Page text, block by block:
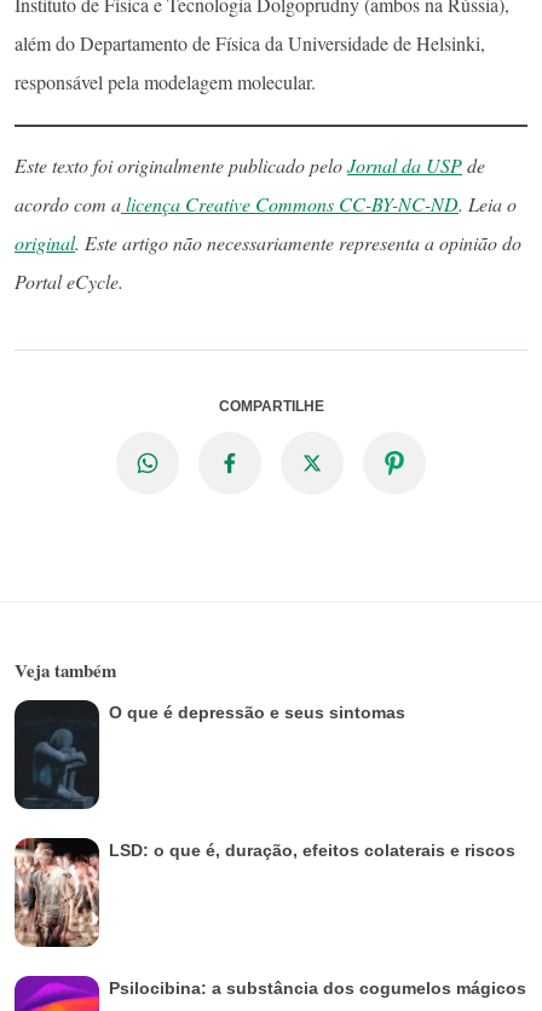
além do Departamento de Física da Universidade de Helsinki,
responsável pela modelagem molecular.
Este texto foi originalmente publicado peloJornal da USPde
acordo com alicença Creative Commons CC-BY-NC-ND. Leia o
original. Este artigo não necessariamente representa a opinião do
Portal eCycle.
COMPARTILHE
Veja também
O que é depressão e seus sintomas
LSD: o que é, duração, efeitos colaterais e riscos
Psilocibina: a substância dos cogumelos mágicos